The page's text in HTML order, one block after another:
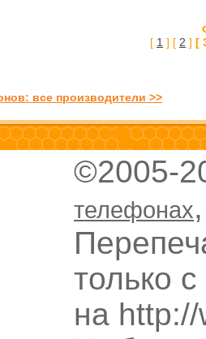
[ 1 ] [ 2 ] [
все производители >>
©2005-
телефонах
только
на